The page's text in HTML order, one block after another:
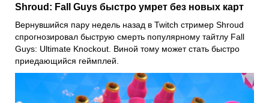
Shroud: Fall Guys быстро умрет без новых карт
Вернувшийся пару недель назад в Twitch стример Shroud
спрогнозировал быструю смерть популярному тайтлу Fall
Guys: Ultimate Knockout . Виной тому может стать быстро
приедающийся геймплей.